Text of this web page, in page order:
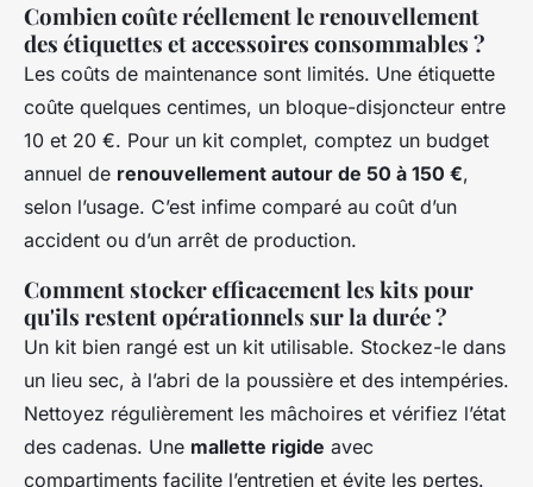
Combien coûte réellement le renouvellement
des étiquettes et accessoires consommables ?
Les coûts de maintenance sont limités. Une étiquette
coûte quelques centimes, un bloque-disjoncteur entre
10 et 20 €. Pour un kit complet, comptez un budget
annuel de renouvellement autour de 50 à 150 €,
selon l’usage. C’est infime comparé au coût d’un
accident ou d’un arrêt de production.
Comment stocker efficacement les kits pour
qu'ils restent opérationnels sur la durée ?
Un kit bien rangé est un kit utilisable. Stockez-le dans
un lieu sec, à l’abri de la poussière et des intempéries.
Nettoyez régulièrement les mâchoires et vérifiez l’état
des cadenas. Une mallette rigide avec
compartiments facilite l’entretien et évite les pertes.